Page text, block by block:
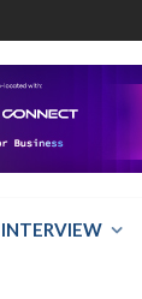
INTERVIEW